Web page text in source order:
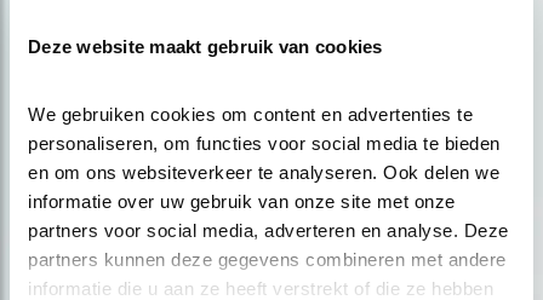
Deze website maakt gebruik van cookies
We gebruiken cookies om content en advertenties te
personaliseren, om functies voor social media te bieden
en om ons websiteverkeer te analyseren. Ook delen we
informatie over uw gebruik van onze site met onze
partners voor social media, adverteren en analyse. Deze
partners kunnen deze gegevens combineren met andere
informatie die u aan ze heeft verstrekt of die ze hebben